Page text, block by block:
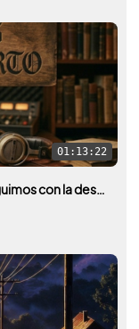
01:13:22
Tertulias sin edición Vol 570. Seguimos con la desclasificación y vídeos interesantes sobre ovnis.